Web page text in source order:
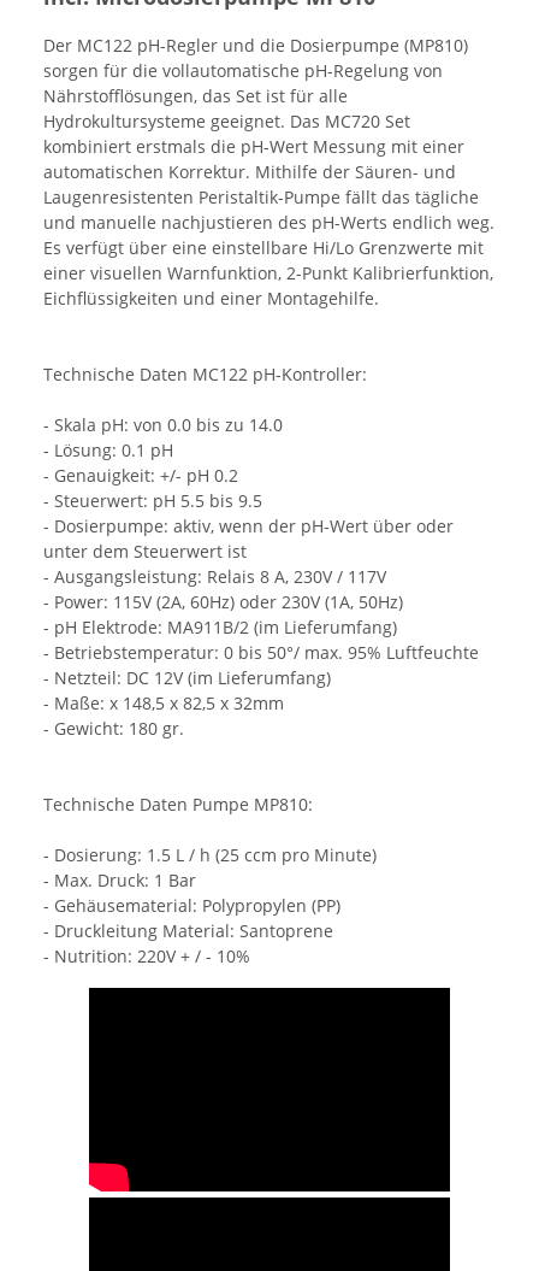
Der MC122 pH-Regler und die Dosierpumpe (MP810)
sorgen für die vollautomatische pH-Regelung von
Nährstofflösungen, das Set ist für alle
Hydrokultursysteme geeignet. Das MC720 Set
kombiniert erstmals die pH-Wert Messung mit einer
automatischen Korrektur. Mithilfe der Säuren- und
Laugenresistenten Peristaltik-Pumpe fällt das tägliche
und manuelle nachjustieren des pH-Werts endlich weg.
Es verfügt über eine einstellbare Hi/Lo Grenzwerte mit
einer visuellen Warnfunktion, 2-Punkt Kalibrierfunktion,
Eichflüssigkeiten und einer Montagehilfe.
Technische Daten MC122 pH-Kontroller:
- Skala pH: von 0.0 bis zu 14.0
- Lösung: 0.1 pH
- Genauigkeit: +/- pH 0.2
- Steuerwert: pH 5.5 bis 9.5
- Dosierpumpe: aktiv, wenn der pH-Wert über oder
unter dem Steuerwert ist
- Ausgangsleistung: Relais 8 A, 230V / 117V
- Power: 115V (2A, 60Hz) oder 230V (1A, 50Hz)
- pH Elektrode: MA911B/2 (im Lieferumfang)
- Betriebstemperatur: 0 bis 50°/ max. 95% Luftfeuchte
- Netzteil: DC 12V (im Lieferumfang)
- Maße: x 148,5 x 82,5 x 32mm
- Gewicht: 180 gr.
Technische Daten Pumpe MP810:
- Dosierung: 1.5 L / h (25 ccm pro Minute)
- Max. Druck: 1 Bar
- Gehäusematerial: Polypropylen (PP)
- Druckleitung Material: Santoprene
- Nutrition: 220V + / - 10%